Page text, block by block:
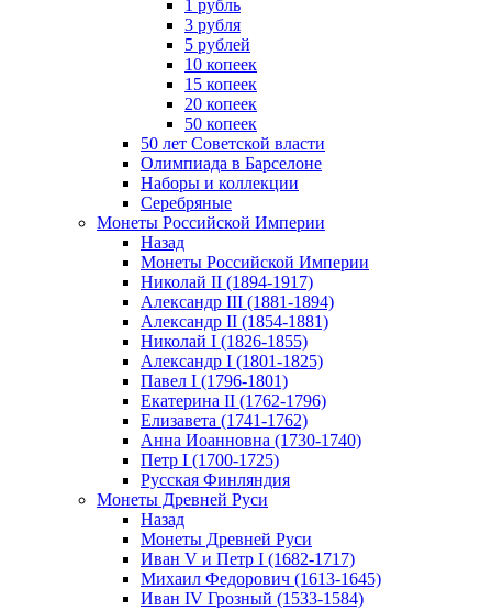
1 рубль
3 рубля
5 рублей
10 копеек
15 копеек
20 копеек
50 копеек
50 лет Советской власти
Олимпиада в Барселоне
Наборы и коллекции
Серебряные
Монеты Российской Империи
Назад
Монеты Российской Империи
Николай II (1894-1917)
Александр III (1881-1894)
Александр II (1854-1881)
Николай I (1826-1855)
Александр I (1801-1825)
Павел I (1796-1801)
Екатерина II (1762-1796)
Елизавета (1741-1762)
Анна Иоанновна (1730-1740)
Петр I (1700-1725)
Русская Финляндия
Монеты Древней Руси
Назад
Монеты Древней Руси
Иван V и Петр I (1682-1717)
Михаил Федорович (1613-1645)
Иван IV Грозный (1533-1584)